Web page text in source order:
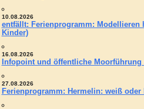
10.08.2026
entfällt: Ferienprogramm: Modellieren
Kinder)
16.08.2026
Infopoint und öffentliche Moorführung
27.08.2026
Ferienprogramm: Hermelin: weiß oder